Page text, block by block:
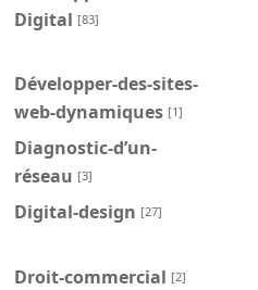
Digital [83]
Développer-des-sites-
web-dynamiques [1]
Diagnostic-d’un-
réseau [3]
Digital-design [27]
Droit-commercial [2]